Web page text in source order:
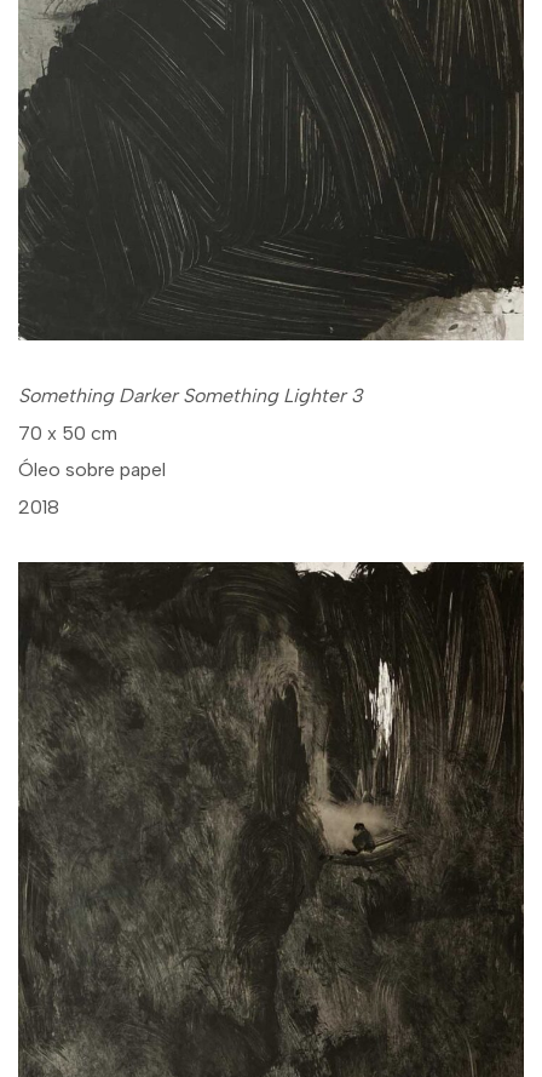
Something Darker Something Lighter 3
70 x 50 cm
Óleo sobre papel
2018